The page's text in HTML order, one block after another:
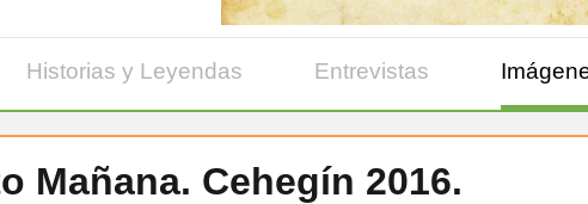
Historias y Leyendas Entrevistas
Mañana. Cehegín 2016.